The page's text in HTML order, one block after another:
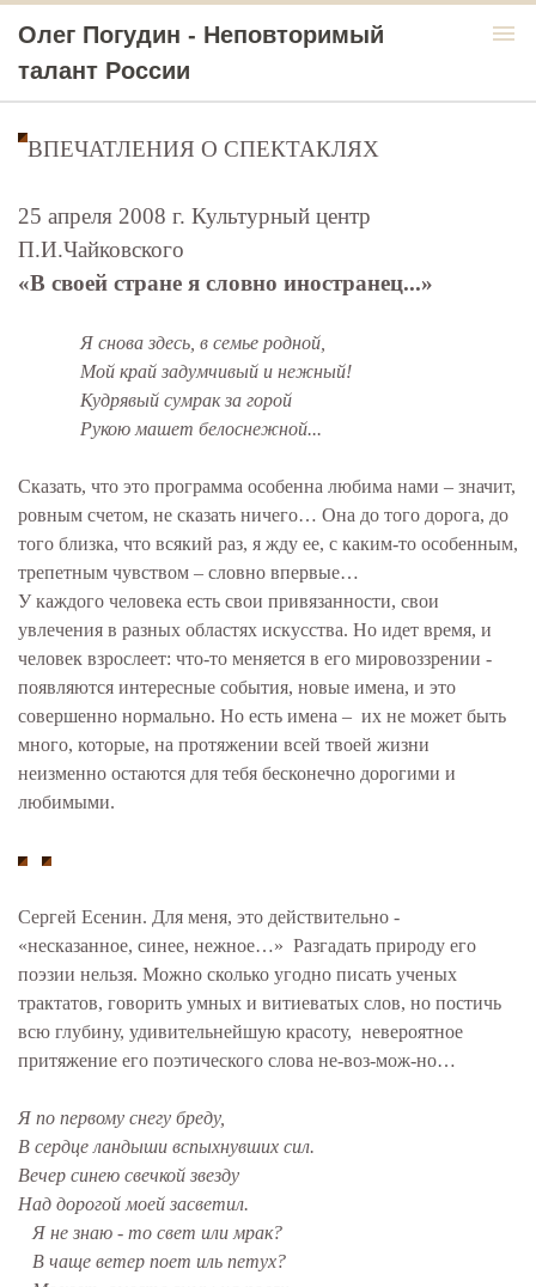
Олег Погудин - Неповторимый
талант России
menu
ВПЕЧАТЛЕНИЯ О СПЕКТАКЛЯХ
25 апреля 2008 г. Культурный центр
П.И.Чайковского
«В своей стране я словно иностранец...»
Я снова здесь, в семье родной,
Мой край задумчивый и нежный!
Кудрявый сумрак за горой
Рукою машет белоснежной...
Сказать, что это программа особенна любима нами – значит,
ровным счетом, не сказать ничего… Она до того дорога, до
того близка, что всякий раз, я жду ее, с каким-то особенным,
трепетным чувством – словно впервые…
У каждого человека есть свои привязанности, свои
увлечения в разных областях искусства. Но идет время, и
человек взрослеет: что-то меняется в его мировоззрении -
появляются интересные события, новые имена, и это
совершенно нормально. Но есть имена – их не может быть
много, которые, на протяжении всей твоей жизни
неизменно остаются для тебя бесконечно дорогими и
любимыми.
Сергей Есенин. Для меня, это действительно -
«несказанное, синее, нежное…» Разгадать природу его
поэзии нельзя. Можно сколько угодно писать ученых
трактатов, говорить умных и витиеватых слов, но постичь
всю глубину, удивительнейшую красоту, невероятное
притяжение его поэтического слова не-воз-мож-но…
Я по первому снегу бреду,
В сердце ландыши вспыхнувших сил.
Вечер синею свечкой звезду
Над дорогой моей засветил.
Я не знаю - то свет или мрак?
В чаще ветер поет иль петух?